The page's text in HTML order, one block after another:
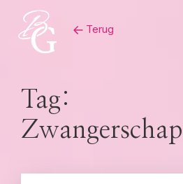
content
Terug
Tag: